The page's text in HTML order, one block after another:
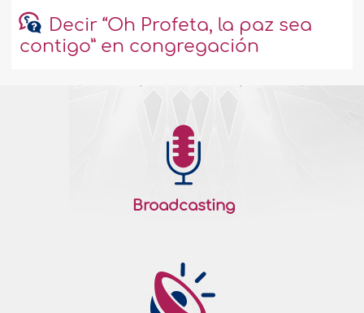
Decir “Oh Profeta, la paz sea
contigo” en congregación
Broadcasting